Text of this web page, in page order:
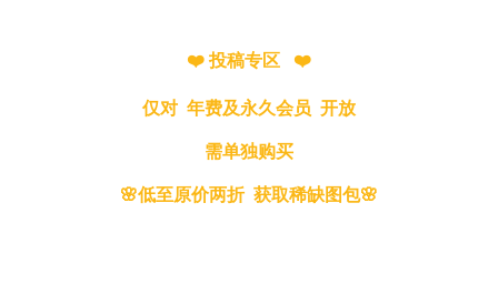
❤️ 投稿专区 ❤️
仅对 年费及永久会员 开放
需单独购买
🌸低至原价两折 获取稀缺图包🌸